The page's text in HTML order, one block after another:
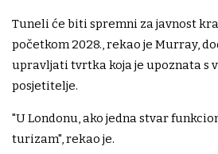
Tuneli će biti spremni za javnost
početkom 2028., rekao je Murray,
upravljati tvrtka koja je upoznata s
posjetitelje.
"U Londonu, ako jedna stvar
turizam", rekao je.